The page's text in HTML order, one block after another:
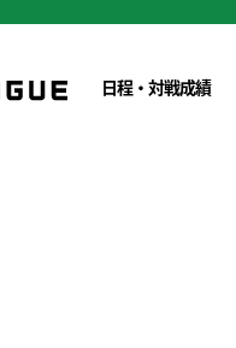
日程・対戦成績